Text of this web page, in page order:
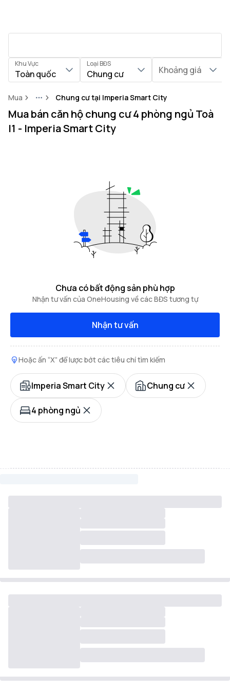
Khu Vực
Toàn quốc
Loại BĐS
Chung cư Khoảng giá
Mua MoreChung cư tại Imperia Smart City
Mua bán căn hộ chung cư 4 phòng ngủ Toà
I1 - Imperia Smart City
Chưa có bất động sản phù hợp
Nhận tư vấn của OneHousing về các BĐS tương tự
Nhận tư vấn
Hoặc ấn “X” để lược bớt các tiêu chí tìm kiếm
Imperia Smart City Chung cư
4 phòng ngủ